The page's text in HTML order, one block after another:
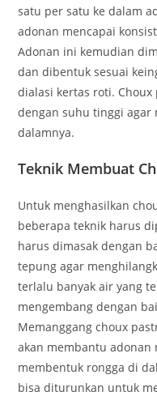
satu per satu ke dalam
adonan mencapai
Adonan ini kemudian
dan dibentuk sesuai
dialasi kertas roti.
dengan suhu tinggi agar
dalamnya.
Teknik Membuat
Untuk menghasilkan
beberapa teknik harus
harus dimasak dengan
tepung agar
terlalu banyak air yang
mengembang dengan
Memanggang choux
akan membantu adonan
membentuk rongga di
bisa diturunkan untuk